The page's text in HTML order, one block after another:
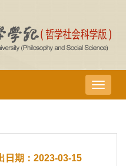
导
航
期：2023-03-15